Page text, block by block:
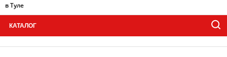
в Туле
КАТАЛОГ